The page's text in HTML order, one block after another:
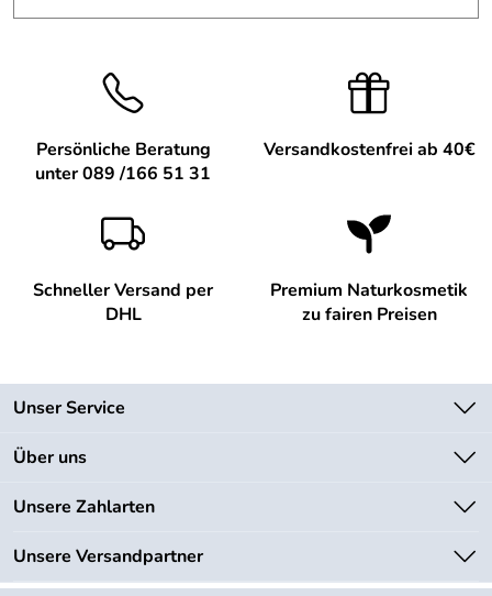
Persönliche Beratung
unter 089 /166 51 31
Versandkostenfrei ab 40€
Schneller Versand per
DHL
Premium Naturkosmetik
zu fairen Preisen
Unser Service
Kontakt
Lieferbedingungen
Kundenlogin
Über uns
Unsere Bestseller
Neu
Unsere Zahlarten
Unsere Versandpartner